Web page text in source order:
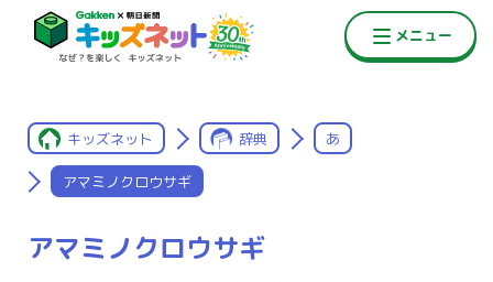
キッズネット 辞典 あ
アマミノクロウサギ
アマミノクロウサギ